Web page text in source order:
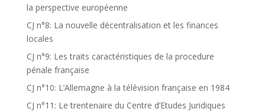
la perspective européenne
CJ n°8: La nouvelle décentralisation et les finances
locales
CJ n°9: Les traits caractéristiques de la procedure
pénale française
CJ n°10: L’Allemagne à la télévision française en 1984
CJ n°11: Le trentenaire du Centre d’Etudes Juridiques